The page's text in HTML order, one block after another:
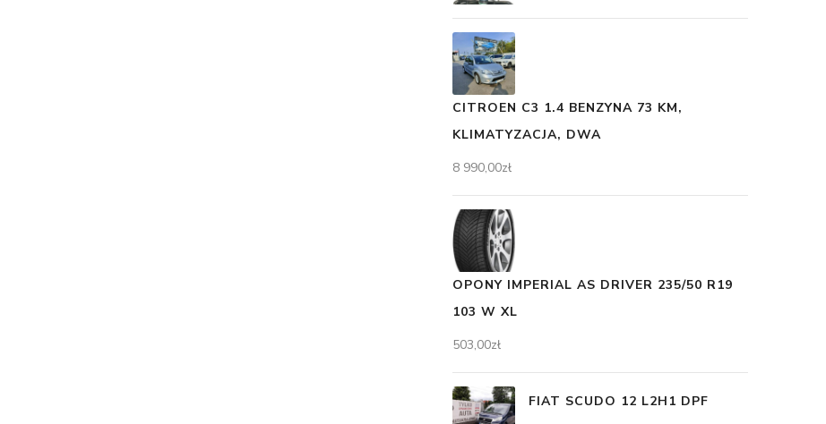
CITROEN C3 1.4 BENZYNA 73 KM,
KLIMATYZACJA, DWA
8 990,00zł
OPONY IMPERIAL AS DRIVER 235/50 R19
103 W XL
503,00zł
FIAT SCUDO 12 L2H1 DPF